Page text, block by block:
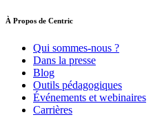
À Propos de Centric
Qui sommes-nous ?
Dans la presse
Blog
Outils pédagogiques
Événements et webinaires
Carrières